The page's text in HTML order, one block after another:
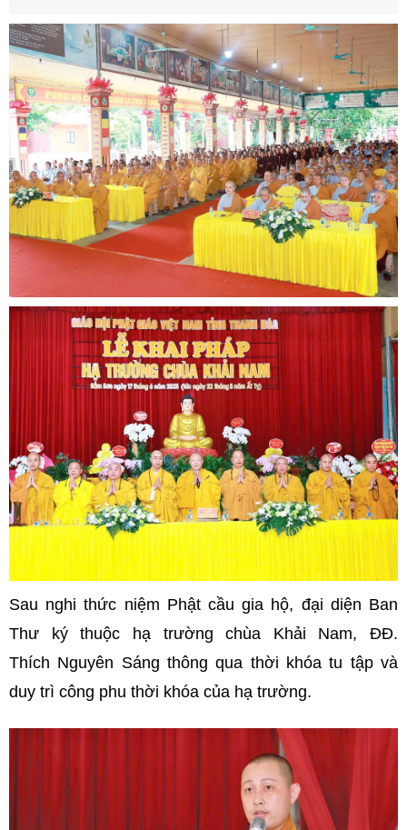
Sau nghi thức niệm Phật cầu gia hộ, đại diện Ban
Thư ký thuộc hạ trường chùa Khải Nam, ĐĐ.
Thích Nguyên Sáng thông qua thời khóa tu tập và
duy trì công phu thời khóa của hạ trường.